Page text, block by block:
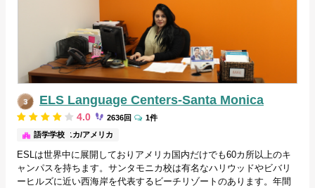
ELS Language Centers-Santa Monica
4.0
サンタモニカ/アメリカ
語学学校
2636回 1件
ESLは世界中に展開しておりアメリカ国内だけでも60カ所以上のキ
ャンパスを持ちます。サンタモニカ校は有名なハリウッドやビバリ
ーヒルズに近い西海岸を代表するビーチリゾートのあります。年間